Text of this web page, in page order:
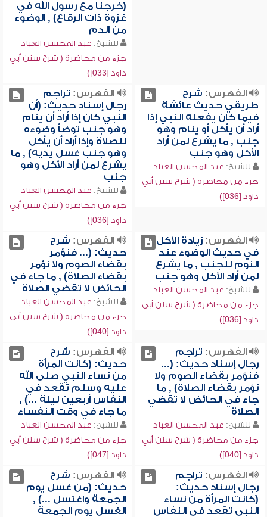
(خرجنا مع رسول الله في
غزوة ذات الرقاع) , الوضوء
من الدم
للشيخ: عبد المحسن العباد
جزء من محاضرة ( شرح سنن أبي
داود [033])
الفهرس: شرح
طريقي حديث عائشة
فيما كان يفعله النبي إذا
أراد أن يأكل أو ينام وهو
جنب , ما يشرع لمن أراد
الأكل وهو جنب
للشيخ: عبد المحسن العباد
جزء من محاضرة ( شرح سنن أبي
داود [036])
الفهرس: تراجم
رجال إسناد حديث: (أن
النبي كان إذا أراد أن ينام
وهو جنب توضأ وضوءه
للصلاة وإذا أراد أن يأكل
وهو جنب غسل يديه) , ما
يشرع لمن أراد الأكل وهو
جنب
للشيخ: عبد المحسن العباد
جزء من محاضرة ( شرح سنن أبي
داود [036])
الفهرس:زيادة الأكل
في حديث الوضوء عند
النوم للجنب , ما يشرع
لمن أراد الأكل وهو جنب
للشيخ: عبد المحسن العباد
جزء من محاضرة ( شرح سنن أبي
داود [036])
الفهرس: شرح
حديث: (... فنؤمر
بقضاء الصوم ولا نؤمر
بقضاء الصلاة) , ما جاء في
الحائض لا تقضي الصلاة
للشيخ: عبد المحسن العباد
جزء من محاضرة ( شرح سنن أبي
داود [040])
الفهرس: تراجم
رجال إسناد حديث: (...
فنؤمر بقضاء الصوم ولا
نؤمر بقضاء الصلاة) , ما
جاء في الحائض لا تقضي
الصلاة
للشيخ: عبد المحسن العباد
جزء من محاضرة ( شرح سنن أبي
داود [040])
الفهرس: شرح
حديث: (كانت المرأة
من نساء النبي صلى الله
عليه وسلم تقعد في
النفاس أربعين ليلة ...) ,
ما جاء في وقت النفساء
للشيخ: عبد المحسن العباد
جزء من محاضرة ( شرح سنن أبي
داود [047])
الفهرس: تراجم
رجال إسناد حديث:
(كانت المرأة من نساء
النبي تقعد في النفاس
الفهرس: شرح
حديث: (من غسل يوم
الجمعة واغتسل ...) ,
الغسل يوم الجمعة